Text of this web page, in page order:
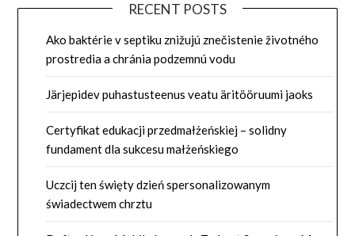
RECENT POSTS
Ako baktérie v septiku znižujú znečistenie životného
prostredia a chránia podzemnú vodu
Järjepidev puhastusteenus veatu äritööruumi jaoks
Certyfikat edukacji przedmałżeńskiej – solidny
fundament dla sukcesu małżeńskiego
Uczcij ten święty dzień spersonalizowanym
świadectwem chrztu